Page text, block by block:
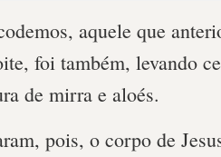
aquele que
foi também, levando
de mirra e aloés.
pois, o corpo de